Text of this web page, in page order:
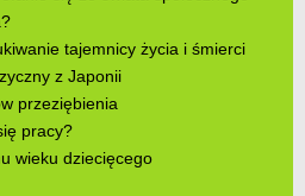
tajemnicy życia i śmierci
z Japonii
przeziębienia
pracy?
wieku dziecięcego